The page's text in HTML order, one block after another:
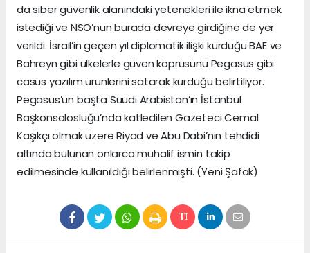
da siber güvenlik alanındaki yetenekleri ile ikna etmek
istediği ve NSO’nun burada devreye girdiğine de yer
verildi. İsrail’in geçen yıl diplomatik ilişki kurduğu BAE ve
Bahreyn gibi ülkelerle güven köprüsünü Pegasus gibi
casus yazılım ürünlerini satarak kurduğu belirtiliyor.
Pegasus’un başta Suudi Arabistan’ın İstanbul
Başkonsolosluğu’nda katledilen Gazeteci Cemal
Kaşıkçı olmak üzere Riyad ve Abu Dabi’nin tehdidi
altında bulunan onlarca muhalif ismin takip
edilmesinde kullanıldığı belirlenmişti. (Yeni Şafak)